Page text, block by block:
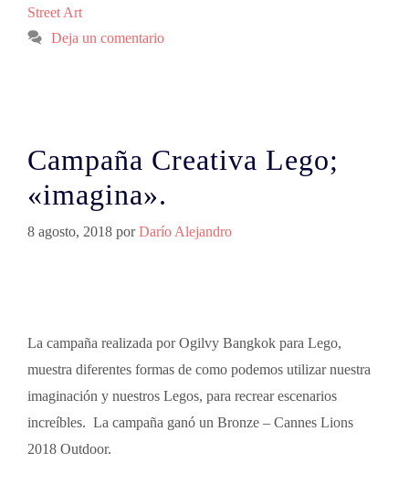
Street Art
Deja un comentario
Campaña Creativa Lego;
«imagina».
8 agosto, 2018 porDarío Alejandro
La campaña realizada por Ogilvy Bangkok para Lego,
muestra diferentes formas de como podemos utilizar nuestra
imaginación y nuestros Legos, para recrear escenarios
increíbles. La campaña ganó un Bronze – Cannes Lions
2018 Outdoor.